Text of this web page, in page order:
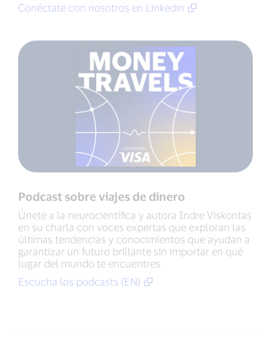
Conéctate con nosotros en Linkedin
Podcast sobre viajes de dinero
Únete a la neurocientífica y autora Indre Viskontas
en su charla con voces expertas que exploran las
últimas tendencias y conocimientos que ayudan a
garantizar un futuro brillante sin importar en qué
lugar del mundo te encuentres.
Escucha los podcasts (EN)